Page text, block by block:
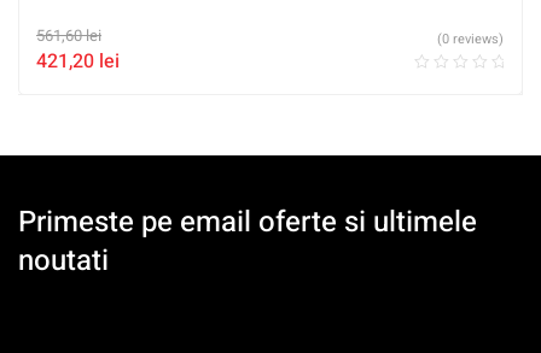
561,60lei
421,20 lei
(0 reviews)
Primeste pe email oferte si ultimele
noutati